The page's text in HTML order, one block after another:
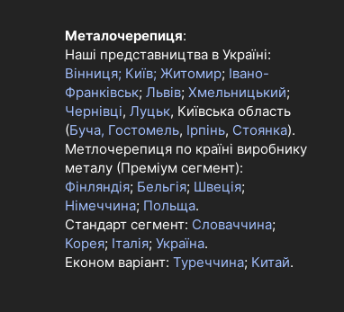
Металочерепиця:
Наші представництва в Україні:
Вінниця; Київ; Житомир; Івано-
Франківськ; Львів; Хмельницький;
Чернівці, Луцьк, Київська область
(Буча, Гостомель, Ірпінь, Стоянка).
Метлочерепиця по країні виробнику
металу (Преміум сегмент):
Фінляндія; Бельгія; Швеція;
Німеччина; Польща.
Стандарт сегмент: Словаччина;
Корея; Італія; Україна.
Економ варіант: Туреччина; Китай.